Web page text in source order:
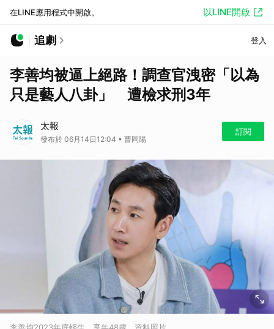
在LINE應用程式中開啟。 以LINE開啟
追劇 登入
李善均被逼上絕路！調查官洩密「以為
只是藝人八卦」 遭檢求刑3年
太報
發布於 06月14日12:04 • 曹岡陽
訂閱